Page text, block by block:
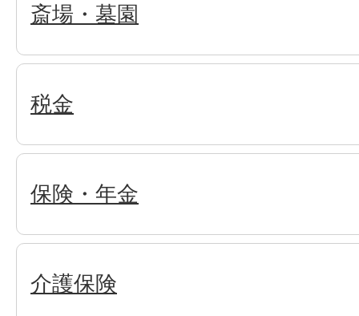
斎場・墓園
税金
保険・年金
介護保険